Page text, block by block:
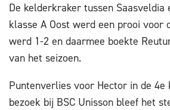
De kelderkraker tussen Saasveldia
klasse A Oost werd een prooi voor
werd 1-2 en daarmee boekte
van het seizoen.
Puntenverlies voor Hector in de 4e
bezoek bij BSC Unisson bleef het